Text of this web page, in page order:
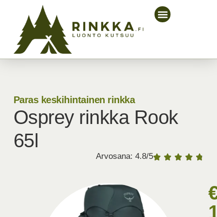
Paras keskihintainen rinkka
Osprey rinkka Rook
65l
Arvosana: 4.8/5